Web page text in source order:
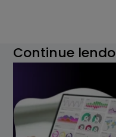
Continue lendo